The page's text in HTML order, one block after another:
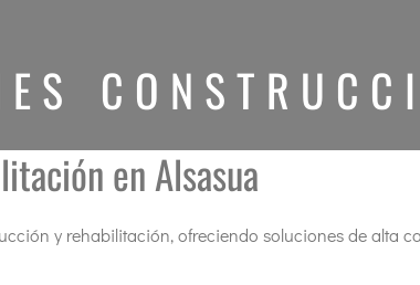
en Alsasua
y rehabilitación, ofreciendo soluciones de alta